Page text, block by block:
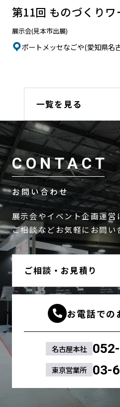
第11回 ものづくりワ
展示会(見本市出展)
ポートメッセなごや(愛知県名
一覧を見る
CONTACT
お問い合わせ
展示会やイベント企画運営
ご相談などお気軽にお問
ご相談・お見積り
お電話での
名古屋本社
東京営業所 03-